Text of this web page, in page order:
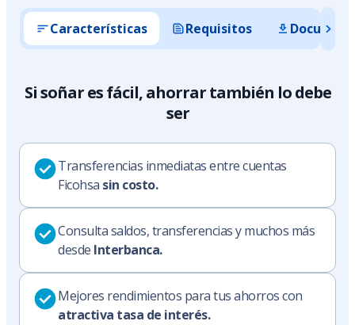
Características Requisitos
Si soñar es fácil, ahorrar también lo debe
ser
Transferencias inmediatas entre cuentas
Ficohsa sin costo.
Consulta saldos, transferencias y muchos más
desde Interbanca.
Mejores rendimientos para tus ahorros con
atractiva tasa de interés.